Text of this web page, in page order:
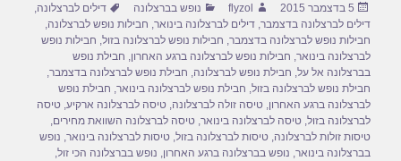
e
b
o
o
k
o
d
o
n
e
פורסם
בתאריך
5 בדצמבר 2015 מחבר
flyzol קטגוריות
נופש בברצלונה תגיות
דילים לברצלונה,
דילים לברצלונה בדצמבר,דילים לברצלונה בינואר, חבילות נופש לברצלונה,
חבילות נופש לברצלונה בדצמבר, חבילות נופש לברצלונה בזול, חבילות נופש
לברצלונה בינואר, חבילות נופש לברצלונה ברגע האחרון, חבילת נופש
בברצלונה אל על, חבילת נופש לברצלונה, חבילת נופש לברצלונה בדצמבר,
חבילת נופש לברצלונה בזול, חבילת נופש לברצלונה בינואר, חבילת נופש
לברצלונה ברגע האחרון,טיסה זולה לברצלונה,טיסה לברצלונה ארקיע,טיסה
לברצלונה בזול,טיסה לברצלונה בינואר,טיסה לברצלונה השוואת מחירים,
טיסות זולות לברצלונה,טיסות לברצלונה בזול,טיסות לברצלונה בינואר, נופש
בברצלונה בינואר, נופש בברצלונה ברגע האחרון, נופש בברצלונה הכי זול,